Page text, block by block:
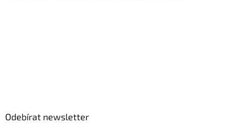
Odebírat newsletter